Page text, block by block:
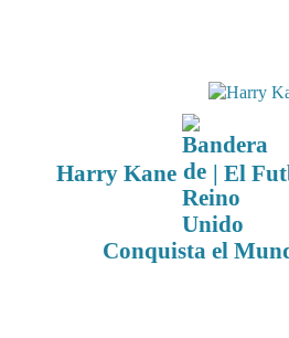
Harry Kane | El
Conquista el